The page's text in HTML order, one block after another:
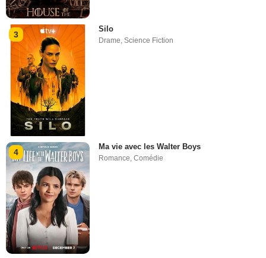
3
Silo
Drame ,Science Fiction
4
Ma vie avec les Walter Boys
Romance,Comédie